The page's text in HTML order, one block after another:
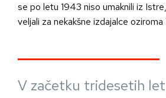
se po letu 1943 niso umaknili iz
veljali za nekakšne izdajalce
V začetku tridesetih